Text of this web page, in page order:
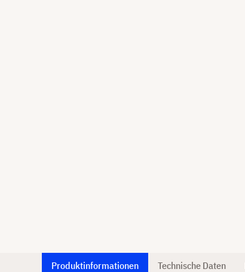
Produktinformationen Technische Daten